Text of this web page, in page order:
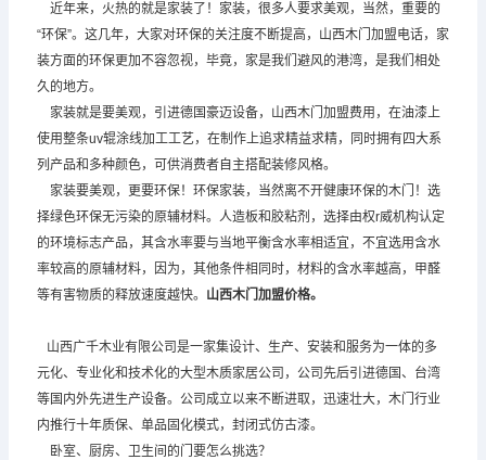
近年来，火热的就是家装了！家装，很多人要求美观，当然，重要的
“环保”。这几年，大家对环保的关注度不断提高，山西木门加盟电话，家
装方面的环保更加不容忽视，毕竟，家是我们避风的港湾，是我们相处
久的地方。
家装就是要美观，引进德国豪迈设备，山西木门加盟费用，在油漆上
使用整条uv辊涂线加工工艺，在制作上追求精益求精，同时拥有四大系
列产品和多种颜色，可供消费者自主搭配装修风格。
家装要美观，更要环保！环保家装，当然离不开健康环保的木门！选
择绿色环保无污染的原辅材料。人造板和胶粘剂，选择由权r威机构认定
的环境标志产品，其含水率要与当地平衡含水率相适宜，不宜选用含水
率较高的原辅材料，因为，其他条件相同时，材料的含水率越高，甲醛
等有害物质的释放速度越快。 山西木门加盟价格。
山西广千木业有限公司是一家集设计、生产、安装和服务为一体的多
元化、专业化和技术化的大型木质家居公司，公司先后引进德国、台湾
等国内外先进生产设备。公司成立以来不断进取，迅速壮大，木门行业
内推行十年质保、单品固化模式，封闭式仿古漆。
卧室、厨房、卫生间的门要怎么挑选？